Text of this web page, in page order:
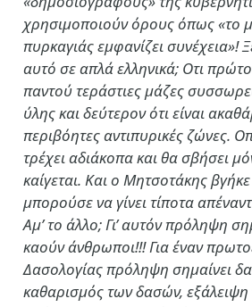
χρησιμοποιούν όρους όπως «το
πυρκαγιάς εμφανίζει συνέχεια»!
αυτό σε απλά ελληνικά; Οτι
παντού τεράστιες μάζες
ύλης και δεύτερον ότι είναι
περιβόητες αντιπυρικές ζώνες.
τρέχει αδιάκοπα και θα σβήσει
καίγεται. Και ο Μητσοτάκης βγήκε
μπορούσε να γίνει τίποτα
Αμ’ το άλλο; Γι’ αυτόν πρόληψη
καούν άνθρωποι!!! Για έναν
Δασολογίας πρόληψη σημαίνει
καθαρισμός των δασών, εξάλειψη